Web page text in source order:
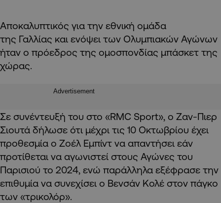
Αποκαλυπτικός για την εθνική ομάδα
της Γαλλίας και ενόψει των Ολυμπιακών Αγώνων
ήταν ο πρόεδρος της ομοσπονδίας μπάσκετ της
χώρας.
Advertisement
Σε συνέντευξή του στο «RMC Sport», ο Ζαν-Πιερ
Σιουτά δήλωσε ότι μέχρι τις 10 Οκτωβρίου έχει
προθεσμία ο Ζοέλ Εμπίντ να απαντήσει εάν
προτίθεται να αγωνιστεί στους Αγώνες του
Παρισιού το 2024, ενώ παράλληλα εξέφρασε την
επιθυμία να συνεχίσει ο Βενσάν Κολέ στον πάγκο
των «τρικολόρ».